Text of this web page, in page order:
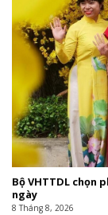
Bộ VHTTDL chọn
ngày
8 Tháng 8, 2026